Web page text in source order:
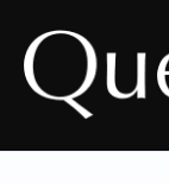
ン
テ
ン
ツ